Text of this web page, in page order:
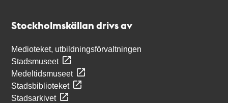
Stockholmskällan drivs av
Medioteket, utbildningsförvaltningen
Stadsmuseet
Medeltidsmuseet
Stadsbiblioteket
Stadsarkivet